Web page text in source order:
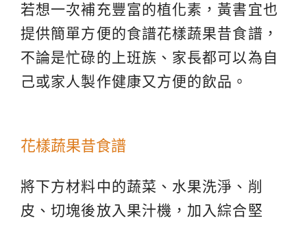
若想一次補充豐富的植化素，黃書宜也
提供簡單方便的食譜花樣蔬果昔食譜，
不論是忙碌的上班族、家長都可以為自
己或家人製作健康又方便的飲品。
花樣蔬果昔食譜
將下方材料中的蔬菜、水果洗淨、削
皮、切塊後放入果汁機，加入綜合堅